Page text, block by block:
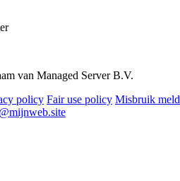
van Managed Server B.V.
policy Fair use policy Misbruik